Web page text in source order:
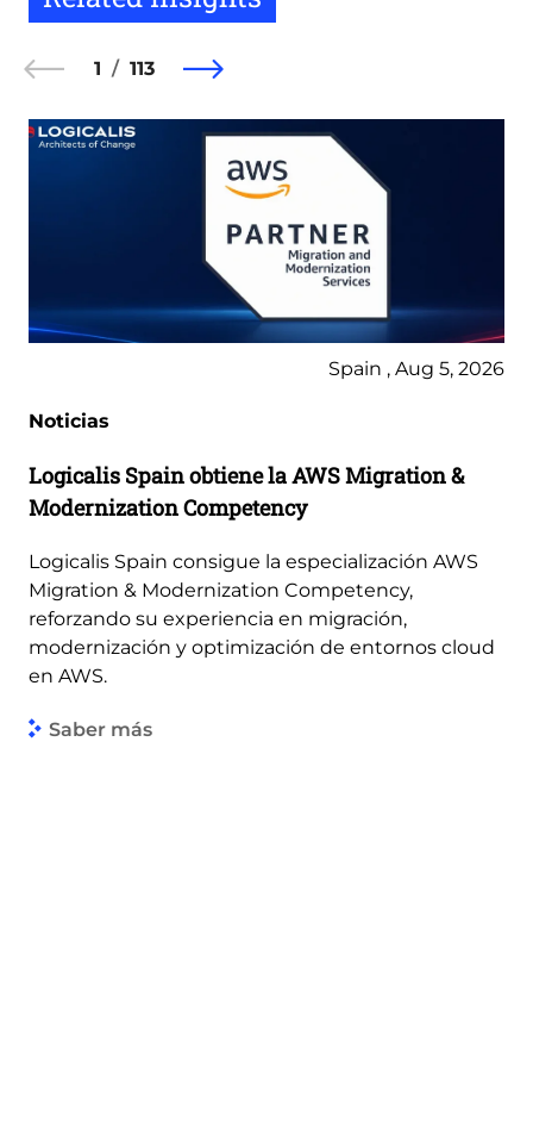
1 113
Spain , Aug 5, 2026
Noticias
Logicalis Spain obtiene la AWS Migration &
Modernization Competency
Logicalis Spain consigue la especialización AWS
Migration & Modernization Competency,
reforzando su experiencia en migración,
modernización y optimización de entornos cloud
en AWS.
Saber más